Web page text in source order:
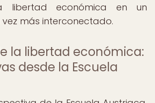
libertad económica en un
más interconectado.
la libertad económica:
desde la Escuela